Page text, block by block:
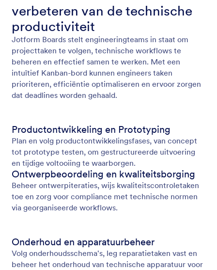
verbeteren van de technische
productiviteit
Jotform Boards stelt engineeringteams in staat om
projecttaken te volgen, technische workflows te
beheren en effectief samen te werken. Met een
intuïtief Kanban-bord kunnen engineers taken
prioriteren, efficiëntie optimaliseren en ervoor zorgen
dat deadlines worden gehaald.
Productontwikkeling en Prototyping
Plan en volg productontwikkelingsfases, van concept
tot prototype testen, om gestructureerde uitvoering
en tijdige voltooiing te waarborgen.
Ontwerpbeoordeling en kwaliteitsborging
Beheer ontwerpiteraties, wijs kwaliteitscontroletaken
toe en zorg voor compliance met technische normen
via georganiseerde workflows.
Onderhoud en apparatuurbeheer
Volg onderhoudsschema's, leg reparatietaken vast en
beheer het onderhoud van technische apparatuur voor